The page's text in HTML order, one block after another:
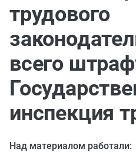
трудового
всего
инспекция
Над материалом работали: